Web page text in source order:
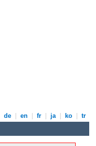
de en fr ja ko tr